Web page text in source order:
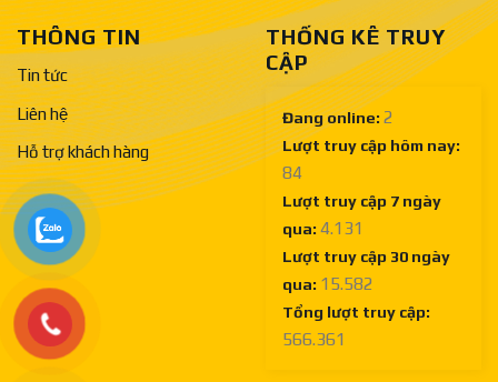
THÔNG TIN
Tin tức
Liên hệ
Hỗ trợ khách hàng
THỐNG KÊ TRUY
CẬP
Đang online: 2
Lượt truy cập hôm nay:
84
Lượt truy cập 7 ngày
qua: 4.131
Lượt truy cập 30 ngày
qua: 15.582
Tổng lượt truy cập:
566.361